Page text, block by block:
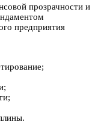
прозрачности и
предприятия